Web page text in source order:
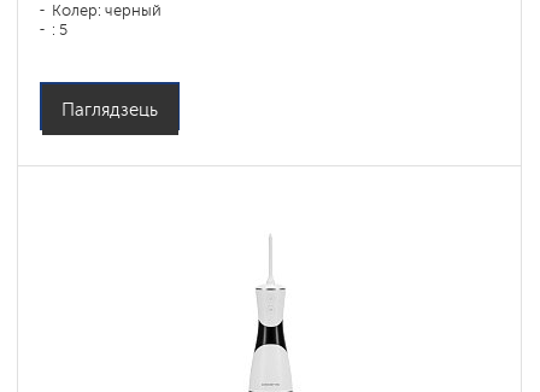
Колер: черный
: 5
Паглядзець